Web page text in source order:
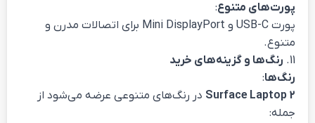
پورت‌های متنوع:
پورت USB-C و Mini DisplayPort برای اتصالات مدرن و
متنوع.
11. رنگ‌ها و گزینه‌های خرید
رنگ‌ها:
Surface Laptop 2 در رنگ‌های متنوعی عرضه می‌شود از
جمله: